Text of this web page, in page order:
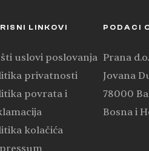
LINKOVI
uslovi poslovanja
privatnosti
povrata i
kolačića
PODACI
Prana
Jovana
78000
Bosna i